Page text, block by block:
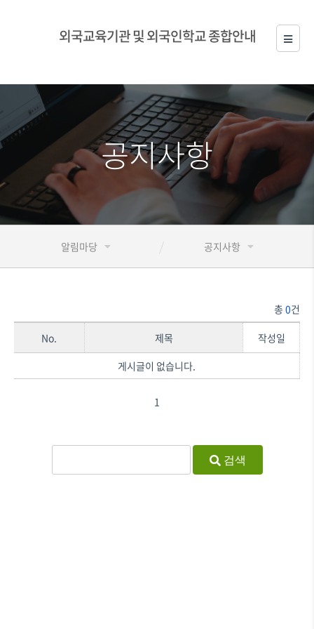
외국교육기관 및 외국인학교 종합안내
공지사항
알림마당 공지사항
총 0건
No. 제목
작성일
게시글이 없습니다.
1
검색